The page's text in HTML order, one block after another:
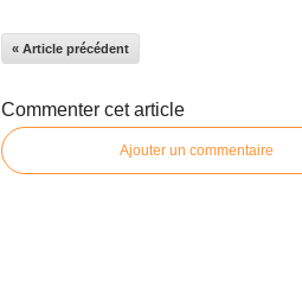
« Article précédent
Commenter cet article
Ajouter un commentaire